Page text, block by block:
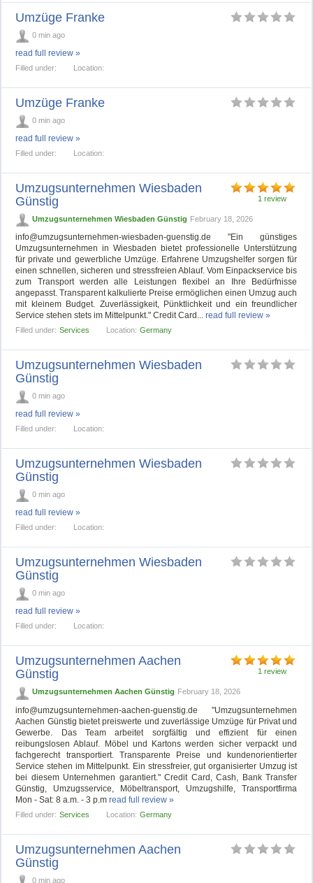
Umzüge Franke
0 min ago
read full review »
Filled under: Location:
Umzüge Franke
0 min ago
read full review »
Filled under: Location:
1 review
Umzugsunternehmen Wiesbaden
Günstig
Umzugsunternehmen Wiesbaden Günstig February 18, 2026
info@umzugsunternehmen-wiesbaden-guenstig.de "Ein günstiges
Umzugsunternehmen in Wiesbaden bietet professionelle Unterstützung
für private und gewerbliche Umzüge. Erfahrene Umzugshelfer sorgen für
einen schnellen, sicheren und stressfreien Ablauf. Vom Einpackservice bis
zum Transport werden alle Leistungen flexibel an Ihre Bedürfnisse
angepasst. Transparent kalkulierte Preise ermöglichen einen Umzug auch
mit kleinem Budget. Zuverlässigkeit, Pünktlichkeit und ein freundlicher
Service stehen stets im Mittelpunkt." Credit Card...read full review »
Filled under: Services Location: Germany
Umzugsunternehmen Wiesbaden
Günstig
0 min ago
read full review »
Filled under: Location:
Umzugsunternehmen Wiesbaden
Günstig
0 min ago
read full review »
Filled under: Location:
Umzugsunternehmen Wiesbaden
Günstig
0 min ago
read full review »
Filled under: Location:
1 review
Umzugsunternehmen Aachen
Günstig
Umzugsunternehmen Aachen Günstig February 18, 2026
info@umzugsunternehmen-aachen-guenstig.de "Umzugsunternehmen
Aachen Günstig bietet preiswerte und zuverlässige Umzüge für Privat und
Gewerbe. Das Team arbeitet sorgfältig und effizient für einen
reibungslosen Ablauf. Möbel und Kartons werden sicher verpackt und
fachgerecht transportiert. Transparente Preise und kundenorientierter
Service stehen im Mittelpunkt. Ein stressfreier, gut organisierter Umzug ist
bei diesem Unternehmen garantiert." Credit Card, Cash, Bank Transfer
Günstig, Umzugsservice, Möbeltransport, Umzugshilfe, Transportfirma
Mon - Sat: 8 a.m. - 3 p.mread full review »
Filled under: Services Location: Germany
Umzugsunternehmen Aachen
Günstig
0 min ago